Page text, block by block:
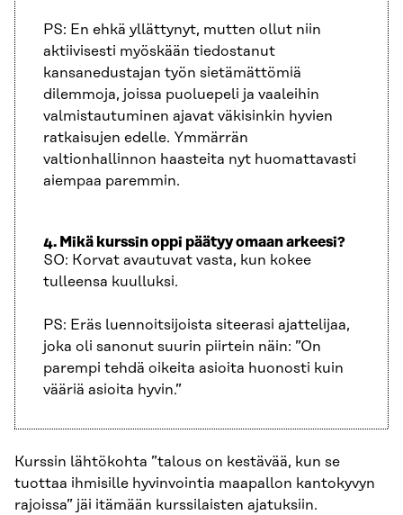
PS: En ehkä yllättynyt, mutten ollut niin
aktiivisesti myöskään tiedostanut
kansanedustajan työn sietämättömiä
dilemmoja, joissa puoluepeli ja vaaleihin
valmistautuminen ajavat väkisinkin hyvien
ratkaisujen edelle. Ymmärrän
valtionhallinnon haasteita nyt huomattavasti
aiempaa paremmin.
4. Mikä kurssin oppi päätyy omaan arkeesi?
SO: Korvat avautuvat vasta, kun kokee
tulleensa kuulluksi.
PS: Eräs luennoitsijoista siteerasi ajattelijaa,
joka oli sanonut suurin piirtein näin: ”On
parempi tehdä oikeita asioita huonosti kuin
vääriä asioita hyvin.”
Kurssin lähtökohta ”talous on kestävää, kun se
tuottaa ihmisille hyvinvointia maapallon kantokyvyn
rajoissa” jäi itämään kurssilaisten ajatuksiin.